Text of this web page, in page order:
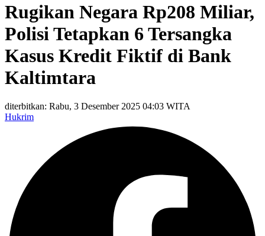
Rugikan Negara Rp208 Miliar,
Polisi Tetapkan 6 Tersangka
Kasus Kredit Fiktif di Bank
Kaltimtara
diterbitkan: Rabu, 3 Desember 2025 04:03 WITA
Hukrim